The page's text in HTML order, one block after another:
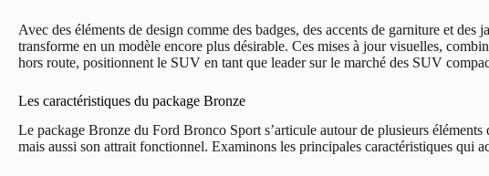
Avec des éléments de design comme des badges, des accents de garniture et
transforme en un modèle encore plus désirable. Ces mises à jour visuelles,
hors route, positionnent le SUV en tant que leader sur le marché des SUV
Les caractéristiques du package Bronze
Le package Bronze du Ford Bronco Sport s’articule autour de plusieurs
mais aussi son attrait fonctionnel. Examinons les principales caractéristiques qui